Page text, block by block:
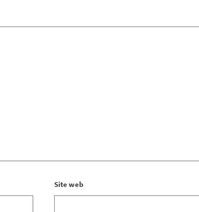
Site web